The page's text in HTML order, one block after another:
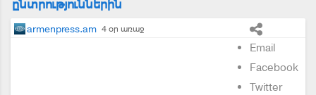
ընտրություններին
armenpress.am 4 օր առաջ
Email
Facebook
Twitter